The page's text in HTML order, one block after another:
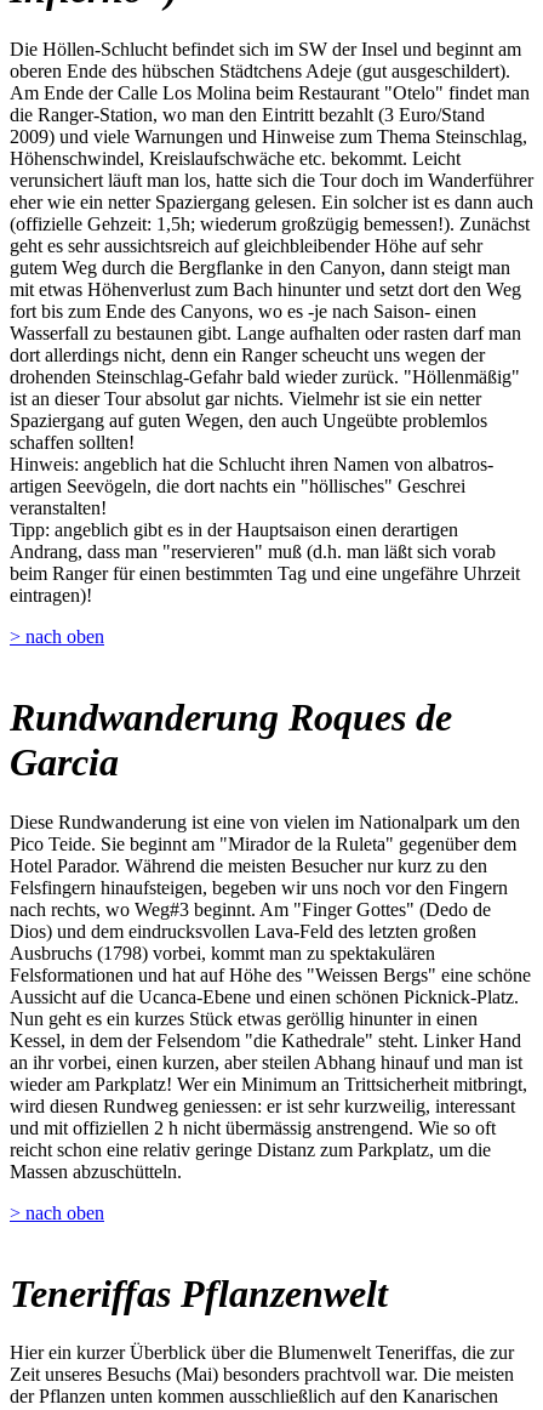
Die Höllen-Schlucht befindet sich im SW der Insel und beginnt am
oberen Ende des hübschen Städtchens Adeje (gut ausgeschildert).
Am Ende der Calle Los Molina beim Restaurant "Otelo" findet man
die Ranger-Station, wo man den Eintritt bezahlt (3 Euro/Stand
2009) und viele Warnungen und Hinweise zum Thema Steinschlag,
Höhenschwindel, Kreislaufschwäche etc. bekommt. Leicht
verunsichert läuft man los, hatte sich die Tour doch im Wanderführer
eher wie ein netter Spaziergang gelesen. Ein solcher ist es dann auch
(offizielle Gehzeit: 1,5h; wiederum großzügig bemessen!). Zunächst
geht es sehr aussichtsreich auf gleichbleibender Höhe auf sehr
gutem Weg durch die Bergflanke in den Canyon, dann steigt man
mit etwas Höhenverlust zum Bach hinunter und setzt dort den Weg
fort bis zum Ende des Canyons, wo es -je nach Saison- einen
Wasserfall zu bestaunen gibt. Lange aufhalten oder rasten darf man
dort allerdings nicht, denn ein Ranger scheucht uns wegen der
drohenden Steinschlag-Gefahr bald wieder zurück. "Höllenmäßig"
ist an dieser Tour absolut gar nichts. Vielmehr ist sie ein netter
Spaziergang auf guten Wegen, den auch Ungeübte problemlos
schaffen sollten!
Hinweis: angeblich hat die Schlucht ihren Namen von albatros-
artigen Seevögeln, die dort nachts ein "höllisches" Geschrei
veranstalten!
Tipp: angeblich gibt es in der Hauptsaison einen derartigen
Andrang, dass man "reservieren" muß (d.h. man läßt sich vorab
beim Ranger für einen bestimmten Tag und eine ungefähre Uhrzeit
eintragen)!
> nach oben
Rundwanderung Roques de
Garcia
Diese Rundwanderung ist eine von vielen im Nationalpark um den
Pico Teide. Sie beginnt am "Mirador de la Ruleta" gegenüber dem
Hotel Parador. Während die meisten Besucher nur kurz zu den
Felsfingern hinaufsteigen, begeben wir uns noch vor den Fingern
nach rechts, wo Weg#3 beginnt. Am "Finger Gottes" (Dedo de
Dios) und dem eindrucksvollen Lava-Feld des letzten großen
Ausbruchs (1798) vorbei, kommt man zu spektakulären
Felsformationen und hat auf Höhe des "Weissen Bergs" eine schöne
Aussicht auf die Ucanca-Ebene und einen schönen Picknick-Platz.
Nun geht es ein kurzes Stück etwas geröllig hinunter in einen
Kessel, in dem der Felsendom "die Kathedrale" steht. Linker Hand
an ihr vorbei, einen kurzen, aber steilen Abhang hinauf und man ist
wieder am Parkplatz! Wer ein Minimum an Trittsicherheit mitbringt,
wird diesen Rundweg geniessen: er ist sehr kurzweilig, interessant
und mit offiziellen 2 h nicht übermässig anstrengend. Wie so oft
reicht schon eine relativ geringe Distanz zum Parkplatz, um die
Massen abzuschütteln.
> nach oben
Teneriffas Pflanzenwelt
Hier ein kurzer Überblick über die Blumenwelt Teneriffas, die zur
Zeit unseres Besuchs (Mai) besonders prachtvoll war. Die meisten
der Pflanzen unten kommen ausschließlich auf den Kanarischen